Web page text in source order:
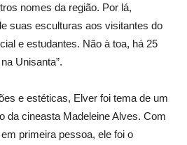
nomes da região. Por lá,
suas esculturas aos visitantes do
e estudantes. Não à toa, há 25
Unisanta”.
e estéticas, Elver foi tema de um
da cineasta Madeleine Alves. Com
primeira pessoa, ele foi o